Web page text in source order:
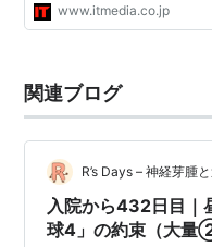
www.itmedia.co.jp
関連ブログ
R’s Days – 神経芽腫
入院から432日目｜
球4」の約束（大